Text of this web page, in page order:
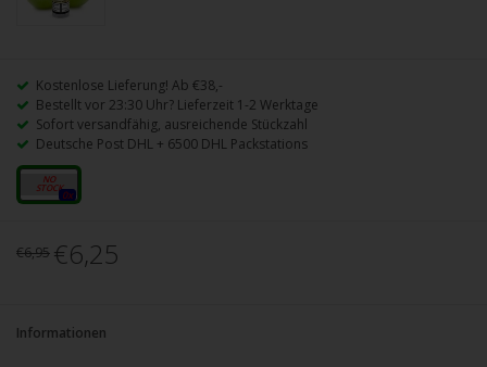
Kostenlose Lieferung! Ab €38,-
Bestellt vor 23:30 Uhr? Lieferzeit 1-2 Werktage
Sofort versandfähig, ausreichende Stückzahl
Deutsche Post DHL + 6500 DHL Packstations
18mg
0x
€6,95 €6,25
Informationen